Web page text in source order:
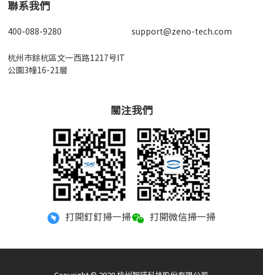
聯系我們
400-088-9280 support@zeno-tech.com
杭州市餘杭區文一西路1217号IT
公園3幢16-21層
關注我們
打開釘釘掃一掃 打開微信掃一掃